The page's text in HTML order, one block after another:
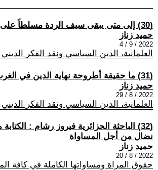
(30) إلى متى يبقى سيف الردة مسلطاً على الرِقاب؟
حميد زناز
2022 / 9 / 4
العلمانية، الدين السياسي ونقد الفكر الديني
(31) ما حقيقة أطروحة نهاية الدين في الغرب؟
حميد زناز
2022 / 8 / 29
العلمانية، الدين السياسي ونقد الفكر الديني
(32) الباحثة الجزائرية فيروز رشام :
نضال من أجل المساواة
حميد زناز
2022 / 8 / 20
حقوق المراة ومساواتها الكاملة في كافة